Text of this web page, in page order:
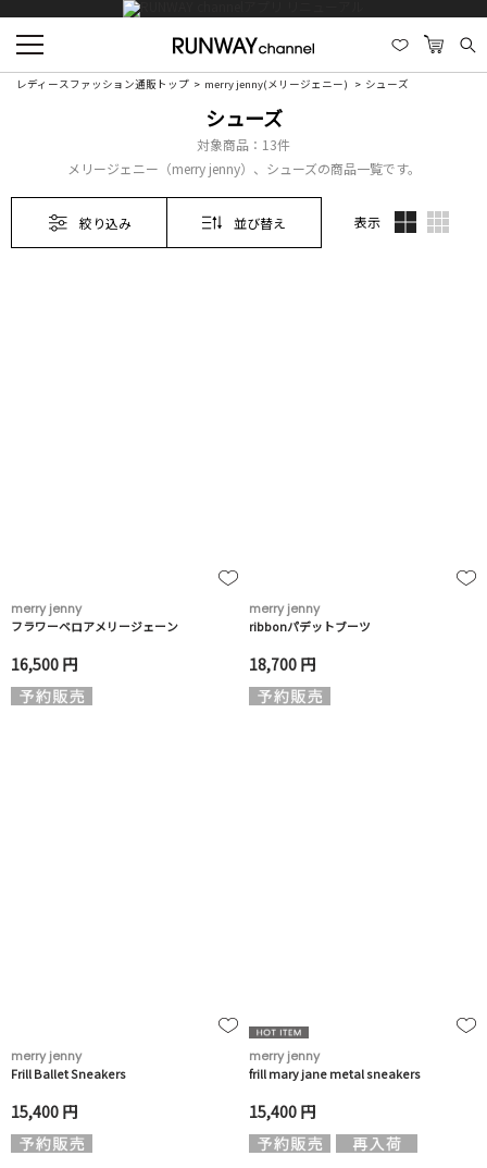
レディースファッション通販トップ merry jenny(メリージェニー) シューズ
シューズ
対象商品： 13件
メリージェニー（merry jenny）、シューズの商品一覧です。
絞り込み 並び替え 表示
merry jenny
フラワーベロアメリージェーン
16,500 円
merry jenny
ribbonパデットブーツ
18,700 円
merry jenny
Frill Ballet Sneakers
15,400 円
merry jenny
frill mary jane metal sneakers
15,400 円